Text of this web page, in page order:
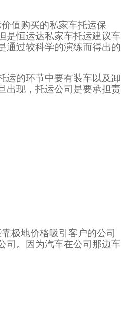
值购买的私家车托运保
是恒运达私家车托运建议车
通过较科学的演练而得出的
运的环节中要有装车以及卸
出现，托运公司是要承担责
极地价格吸引客户的公司
司。因为汽车在公司那边车